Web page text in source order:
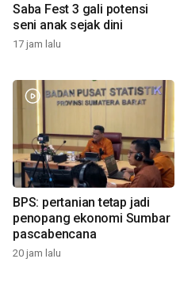
Saba Fest 3 gali potensi
seni anak sejak dini
17 jam lalu
BPS: pertanian tetap jadi
penopang ekonomi Sumbar
pascabencana
20 jam lalu